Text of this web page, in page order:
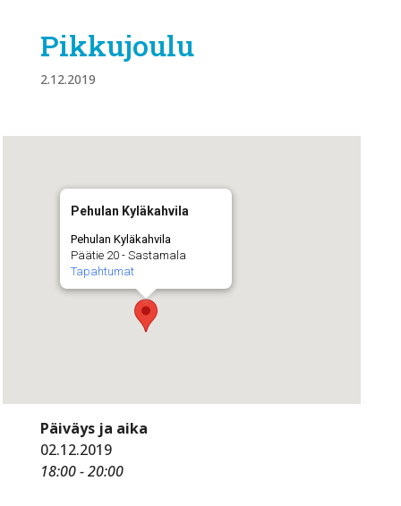
Pikkujoulu
2.12.2019
Pehulan Kyläkahvila
Pehulan Kyläkahvila
Päätie 20 - Sastamala
Tapahtumat
Päiväys ja aika
02.12.2019
18:00 - 20:00